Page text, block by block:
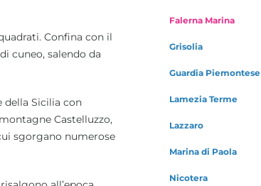
Confina con il
cuneo, salendo da
della Sicilia con
Castelluzzo,
sgorgano numerose
Falerna Marina
Grisolia
Guardia Piemontese
Lamezia Terme
Lazzaro
Marina di Paola
Nicotera